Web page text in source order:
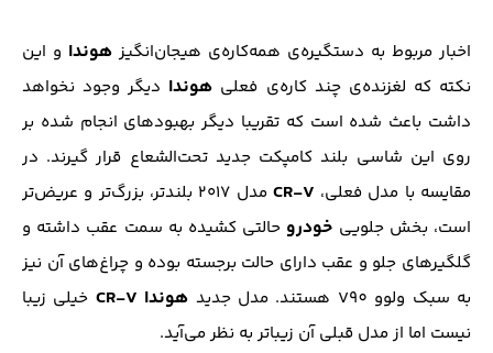
اخبار مربوط به دستگیره‌ی همه‌کاره‌ی هیجان‌انگیز هوندا و این
نکته که لغزنده‌ی چند کاره‌ی فعلی هوندا دیگر وجود نخواهد
داشت باعث شده است که تقریبا دیگر بهبودهای انجام شده بر
روی این شاسی بلند کامپکت جدید تحت‌الشعاع قرار گیرند. در
مقایسه با مدل فعلی، CR-V
مدل ۲۰۱۷ بلندتر، بزرگ‌تر و عریض‌تر
است، بخش جلویی خودرو حالتی کشیده به سمت عقب داشته و
گلگیرهای جلو و عقب دارای حالت برجسته بوده و چراغ‌های آن نیز
به سبک ولوو V90 هستند. مدل جدید
هوندا CR-V
خیلی زیبا
نیست اما از مدل قبلی آن زیباتر به نظر می‌آید.